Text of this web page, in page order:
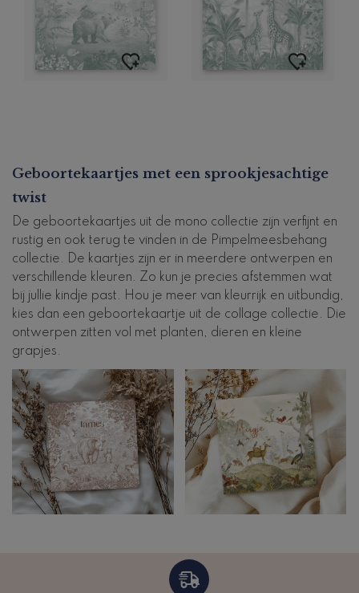
Geboortekaartjes met een sprookjesachtige
twist
De geboortekaartjes uit de mono collectie zijn verfijnt en
rustig en ook terug te vinden in de Pimpelmeesbehang
collectie. De kaartjes zijn er in meerdere ontwerpen en
verschillende kleuren. Zo kun je precies afstemmen wat
bij jullie kindje past. Hou je meer van kleurrijk en uitbundig,
kies dan een geboortekaartje uit de collage collectie. Die
ontwerpen zitten vol met planten, dieren en kleine
grapjes.